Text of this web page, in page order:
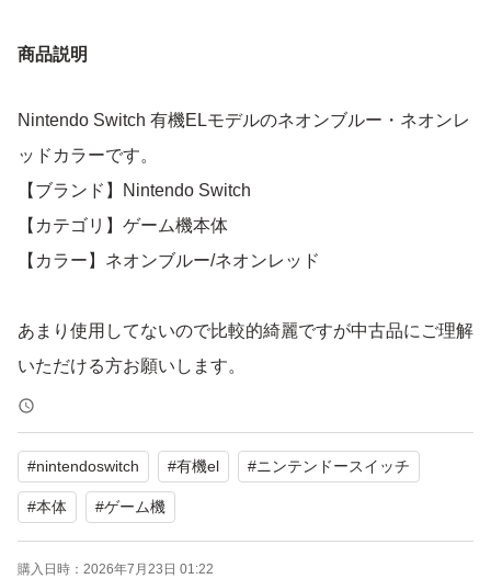
商品説明
Nintendo Switch 有機ELモデルのネオンブルー・ネオンレ
ッドカラーです。
【ブランド】Nintendo Switch
【カテゴリ】ゲーム機本体
【カラー】ネオンブルー/ネオンレッド
あまり使用してないので比較的綺麗ですが中古品にご理解
いただける方お願いします。
フィルム貼ったままにしてます。
箱無し発送になります。
箱はつきません。
ご検討よろしくお願いいたします。
#nintendoswitch #有機el #ニンテンドースイッチ
#本体 #ゲーム機
購入日時： 2026年7月23日 01:22